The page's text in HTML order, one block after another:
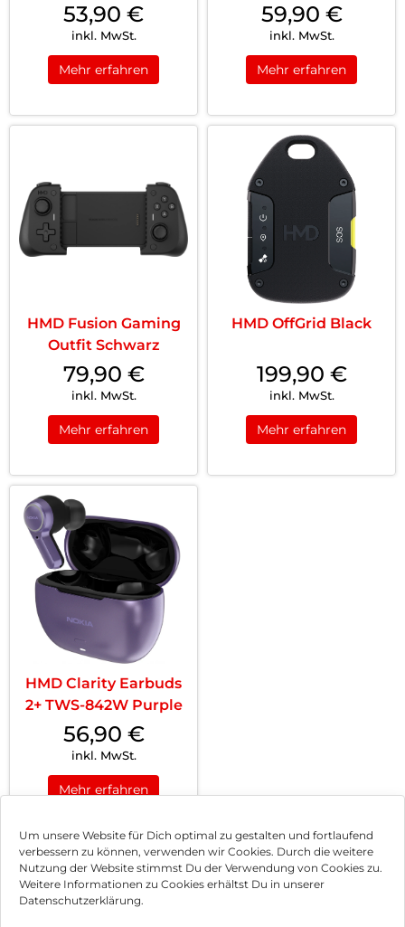
Um unsere Website für Dich optimal zu gestalten und fortlaufend
verbessern zu können, verwenden wir Cookies. Durch die weitere
Nutzung der Website stimmst Du der Verwendung von Cookies zu.
Weitere Informationen zu Cookies erhältst Du in unserer
Datenschutzerklärung.
53,90 €
inkl. MwSt.
Mehr erfahren
59,90 €
inkl. MwSt.
Mehr erfahren
HMD Fusion Gaming
Outfit Schwarz
79,90 €
inkl. MwSt.
Mehr erfahren
HMD OffGrid Black
199,90 €
inkl. MwSt.
Mehr erfahren
HMD Clarity Earbuds
2+ TWS-842W Purple
56,90 €
inkl. MwSt.
Mehr erfahren
Impressum